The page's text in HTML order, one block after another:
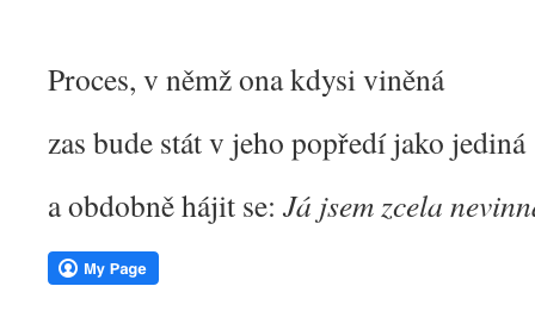
Proces, v němž ona kdysi viněná
zas bude stát v jeho popředí jako jediná
a obdobně hájit se: Já jsem zcela